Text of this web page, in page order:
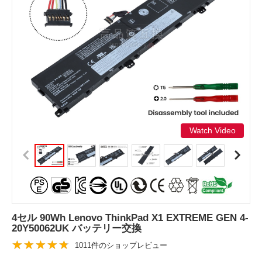
Watch Video
4セル 90Wh Lenovo ThinkPad X1 EXTREME GEN 4-
20Y50062UK バッテリー交換
1011件のショップレビュー